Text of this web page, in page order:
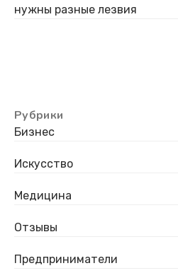
нужны разные лезвия
Рубрики
Бизнес
Искусство
Медицина
Отзывы
Предприниматели